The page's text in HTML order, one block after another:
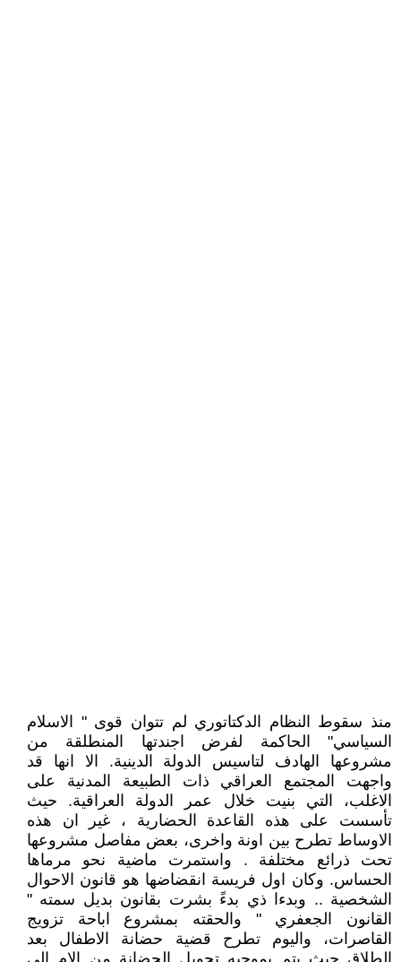
منذ سقوط النظام الدكتاتوري لم تتوان قوى " الاسلام
السياسي" الحاكمة لفرض اجندتها المنطلقة من
مشروعها الهادف لتاسيس الدولة الدينية. الا انها قد
واجهت المجتمع العراقي ذات الطبيعة المدنية على
الاغلب، التي بنيت خلال عمر الدولة العراقية. حيث
تأسست على هذه القاعدة الحضارية ، غير ان هذه
الاوساط تطرح بين اونة واخرى، بعض مفاصل مشروعها
تحت ذرائع مختلفة . واستمرت ماضية نحو مرماها
الحساس. وكان اول فريسة انقضاضها هو قانون الاحوال
الشخصية .. وبدءا ذي بدءً بشرت بقانون بديل سمته "
القانون الجعفري " والحقته بمشروع اباحة تزويج
القاصرات، واليوم تطرح قضية حضانة الاطفال بعد